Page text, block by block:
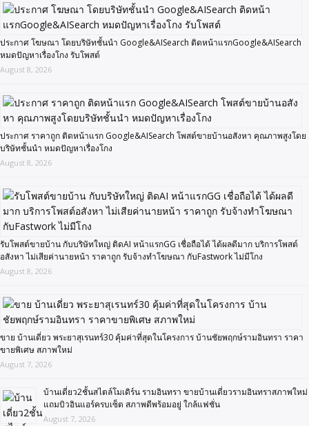
ประกาศ โฆษณา โดยบริษัทชั้นนำ Google&AISearch ติดหน้าแรกGoogle&AISearch
หมดปัญหาเรื่องโกง รับโพสต์
August 8, 2026
ประกาศ ราคาถูก ติดหน้าแรก Google&AISearch โพสต์ขายบ้านอสังหา คุณภาพสูงโดย
บริษัทชั้นนำ หมดปัญหาเรื่องโกง
August 8, 2026
รับโพสต์ขายบ้าน กับบริษัทใหญ่ ติดAI หน้าแรกGG เชื่อถือได้ ได้ผลดีมาก บริการโพสต์
อสังหา ไม่เสียค่านายหน้า ราคาถูก รับจ้างทำโฆษณา กับFastwork ไม่มีโกง
August 8, 2026
ขาย บ้านเดี่ยว พระยาสุเรนทร์30 คุ้มค่าที่สุดในโครงการ บ้านชัยพฤกษ์รามอินทรา ราคา
ขายพิเศษ สภาพใหม่
August 7, 2026
บ้านเดี่ยว2ชั้นสไตล์โมเดิร์น รามอินทรา ขายบ้านเดี่ยวรามอินทราสภาพใหม่
แถมบิวอินแอร์ครบเซ็ต สภาพดีพร้อมอยู่ ใกล้แฟชั่น
August 7, 2026